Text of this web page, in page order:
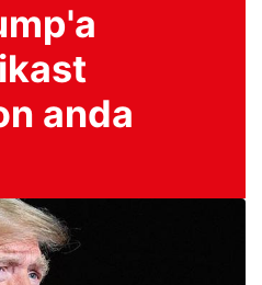
anda